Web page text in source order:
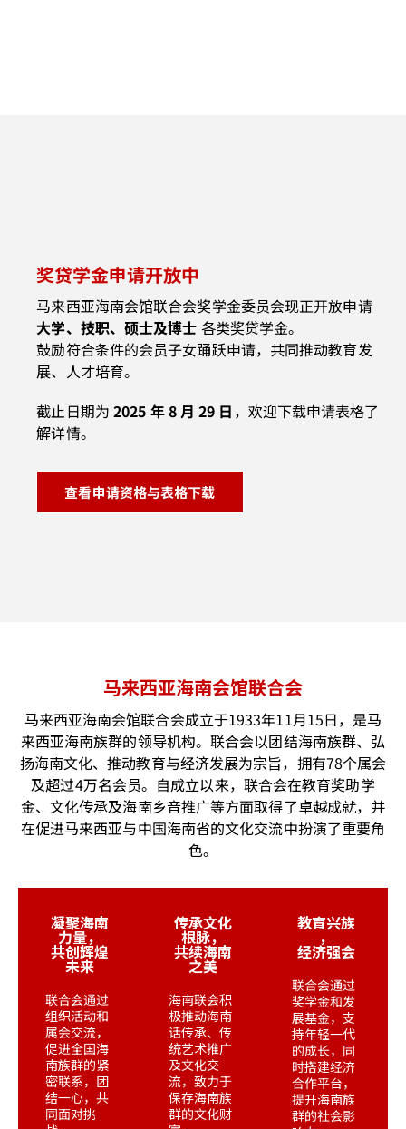
奖贷学金申请开放中
马来西亚海南会馆联合会奖学金委员会现正开放申请
大学、技职、硕士及博士 各类奖贷学金。
鼓励符合条件的会员子女踊跃申请，共同推动教育发
展、人才培育。
截止日期为 2025 年 8 月 29 日 ，欢迎下载申请表格了
解详情。
查看申请资格与表格下载
马来西亚海南会馆联合会
马来西亚海南会馆联合会成立于1933年11月15日，是马
来西亚海南族群的领导机构。联合会以团结海南族群、弘
扬海南文化、推动教育与经济发展为宗旨，拥有78个属会
及超过4万名会员。自成立以来，联合会在教育奖助学
金、文化传承及海南乡音推广等方面取得了卓越成就，并
在促进马来西亚与中国海南省的文化交流中扮演了重要角
色。
凝聚海南
力量，
共创辉煌
未来
联合会通过
组织活动和
属会交流，
促进全国海
南族群的紧
密联系，团
结一心，共
同面对挑
传承文化
根脉，
共续海南
之美​
海南联会积
极推动海南
话传承、传
统艺术推广
及文化交
流，致力于
保存海南族
群的文化财
教育兴族
，
经济强会
联合会通过
奖学金和发
展基金，支
持年轻一代
的成长，同
时搭建经济
合作平台，
提升海南族
群的社会影